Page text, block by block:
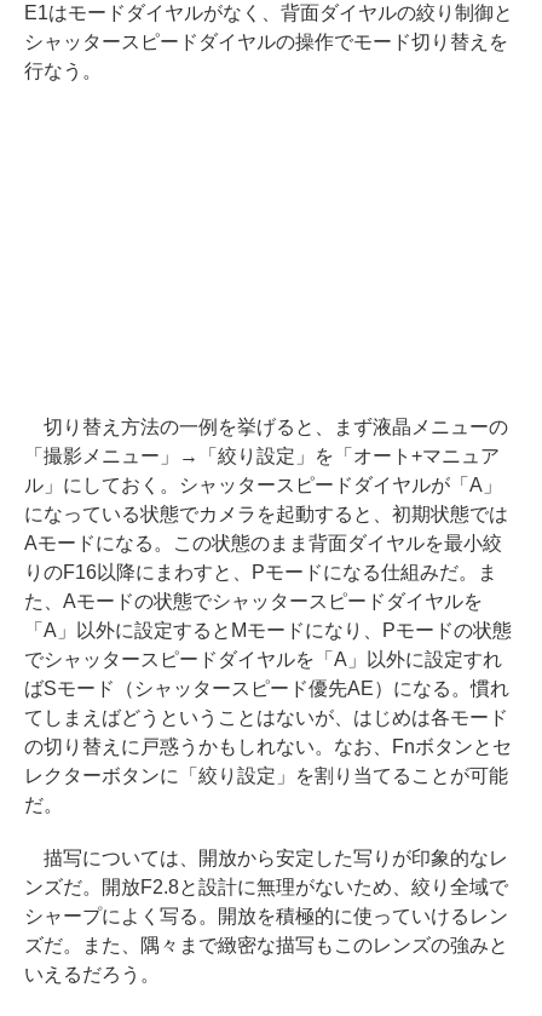
E1はモードダイヤルがなく、背面ダイヤルの絞り制御と
シャッタースピードダイヤルの操作でモード切り替えを
行なう。
切り替え方法の一例を挙げると、まず液晶メニューの
「撮影メニュー」→「絞り設定」を「オート+マニュア
ル」にしておく。シャッタースピードダイヤルが「A」
になっている状態でカメラを起動すると、初期状態では
Aモードになる。この状態のまま背面ダイヤルを最小絞
りのF16以降にまわすと、Pモードになる仕組みだ。ま
た、Aモードの状態でシャッタースピードダイヤルを
「A」以外に設定するとMモードになり、Pモードの状態
でシャッタースピードダイヤルを「A」以外に設定すれ
ばSモード（シャッタースピード優先AE）になる。慣れ
てしまえばどうということはないが、はじめは各モード
の切り替えに戸惑うかもしれない。なお、Fnボタンとセ
レクターボタンに「絞り設定」を割り当てることが可能
だ。
描写については、開放から安定した写りが印象的なレ
ンズだ。開放F2.8と設計に無理がないため、絞り全域で
シャープによく写る。開放を積極的に使っていけるレン
ズだ。また、隅々まで緻密な描写もこのレンズの強みと
いえるだろう。